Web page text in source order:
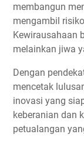
membangun
mengambil
Kewirausahaan
melainkan jiwa
Dengan
mencetak
inovasi yang
keberanian dan
petualangan